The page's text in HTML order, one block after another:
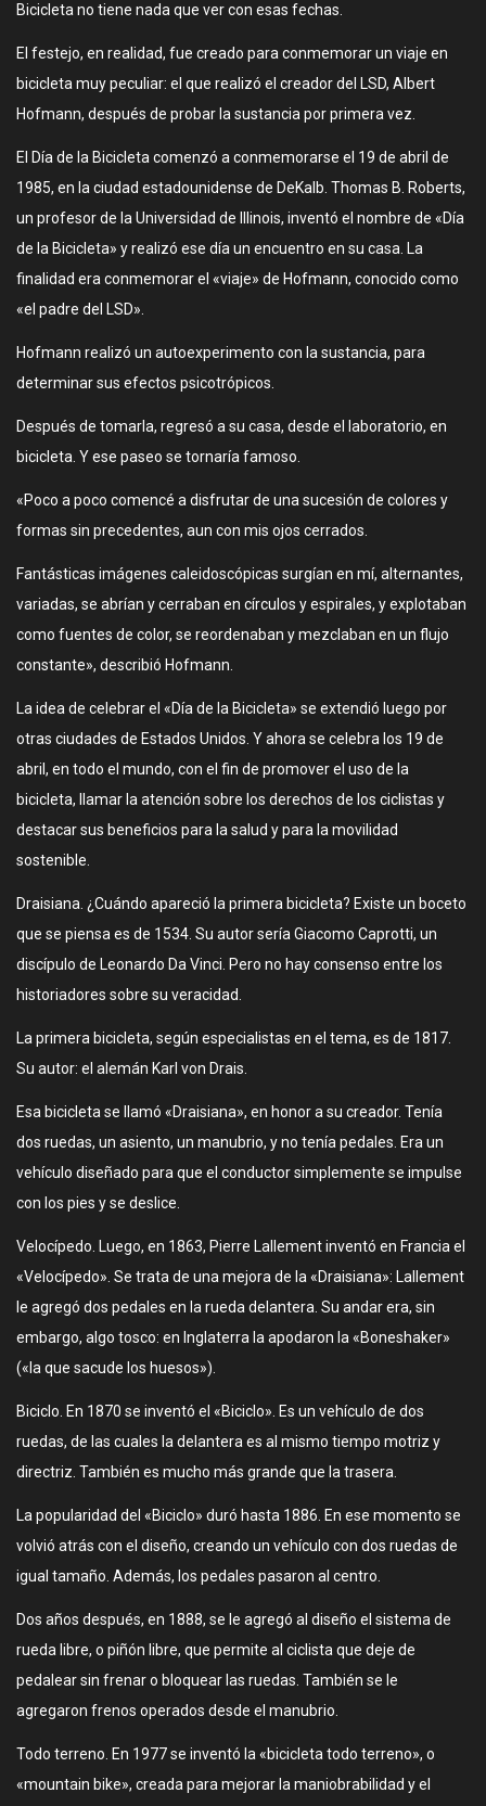
Bicicleta no tiene nada que ver con esas fechas.
El festejo, en realidad, fue creado para conmemorar un viaje en
bicicleta muy peculiar: el que realizó el creador del LSD, Albert
Hofmann, después de probar la sustancia por primera vez.
El Día de la Bicicleta comenzó a conmemorarse el 19 de abril de
1985, en la ciudad estadounidense de DeKalb. Thomas B. Roberts,
un profesor de la Universidad de Illinois, inventó el nombre de «Día
de la Bicicleta» y realizó ese día un encuentro en su casa. La
finalidad era conmemorar el «viaje» de Hofmann, conocido como
«el padre del LSD».
Hofmann realizó un autoexperimento con la sustancia, para
determinar sus efectos psicotrópicos.
Después de tomarla, regresó a su casa, desde el laboratorio, en
bicicleta. Y ese paseo se tornaría famoso.
«Poco a poco comencé a disfrutar de una sucesión de colores y
formas sin precedentes, aun con mis ojos cerrados.
Fantásticas imágenes caleidoscópicas surgían en mí, alternantes,
variadas, se abrían y cerraban en círculos y espirales, y explotaban
como fuentes de color, se reordenaban y mezclaban en un flujo
constante», describió Hofmann.
La idea de celebrar el «Día de la Bicicleta» se extendió luego por
otras ciudades de Estados Unidos. Y ahora se celebra los 19 de
abril, en todo el mundo, con el fin de promover el uso de la
bicicleta, llamar la atención sobre los derechos de los ciclistas y
destacar sus beneficios para la salud y para la movilidad
sostenible.
Draisiana. ¿Cuándo apareció la primera bicicleta? Existe un boceto
que se piensa es de 1534. Su autor sería Giacomo Caprotti, un
discípulo de Leonardo Da Vinci. Pero no hay consenso entre los
historiadores sobre su veracidad.
La primera bicicleta, según especialistas en el tema, es de 1817.
Su autor: el alemán Karl von Drais.
Esa bicicleta se llamó «Draisiana», en honor a su creador. Tenía
dos ruedas, un asiento, un manubrio, y no tenía pedales. Era un
vehículo diseñado para que el conductor simplemente se impulse
con los pies y se deslice.
Velocípedo. Luego, en 1863, Pierre Lallement inventó en Francia el
«Velocípedo». Se trata de una mejora de la «Draisiana»: Lallement
le agregó dos pedales en la rueda delantera. Su andar era, sin
embargo, algo tosco: en Inglaterra la apodaron la «Boneshaker»
(«la que sacude los huesos»).
Biciclo. En 1870 se inventó el «Biciclo». Es un vehículo de dos
ruedas, de las cuales la delantera es al mismo tiempo motriz y
directriz. También es mucho más grande que la trasera.
La popularidad del «Biciclo» duró hasta 1886. En ese momento se
volvió atrás con el diseño, creando un vehículo con dos ruedas de
igual tamaño. Además, los pedales pasaron al centro.
Dos años después, en 1888, se le agregó al diseño el sistema de
rueda libre, o piñón libre, que permite al ciclista que deje de
pedalear sin frenar o bloquear las ruedas. También se le
agregaron frenos operados desde el manubrio.
Todo terreno. En 1977 se inventó la «bicicleta todo terreno», o
«mountain bike», creada para mejorar la maniobrabilidad y el